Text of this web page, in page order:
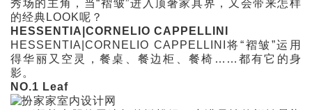
秀场的主角，当“褶皱”进入顶奢家具界，又会带来怎样
的经典LOOK呢？
HESSENTIA|CORNELIO CAPPELLINI
HESSENTIA|CORNELIO CAPPELLINI将“褶皱”运用
得华丽又空灵，餐桌、餐边柜、餐椅……都有它的身
影。
NO.1 Leaf